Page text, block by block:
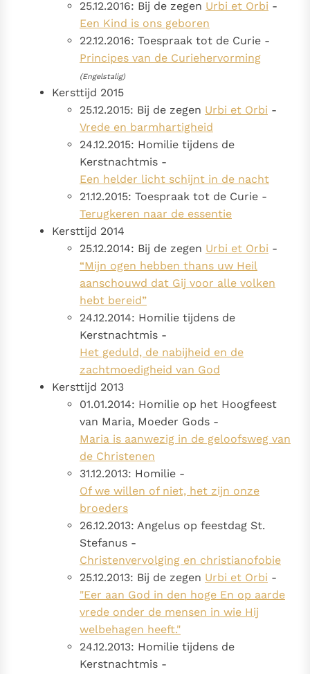
25.12.2016: Bij de zegen Urbi et Orbi -
Een Kind is ons geboren
22.12.2016: Toespraak tot de Curie -
Principes van de Curiehervorming
(Engelstalig)
Kersttijd 2015
25.12.2015: Bij de zegen Urbi et Orbi -
Vrede en barmhartigheid
24.12.2015: Homilie tijdens de
Kerstnachtmis -
Een helder licht schijnt in de nacht
21.12.2015: Toespraak tot de Curie -
Terugkeren naar de essentie
Kersttijd 2014
25.12.2014: Bij de zegen Urbi et Orbi -
“Mijn ogen hebben thans uw Heil
aanschouwd dat Gij voor alle volken
hebt bereid”
24.12.2014: Homilie tijdens de
Kerstnachtmis -
Het geduld, de nabijheid en de
zachtmoedigheid van God
Kersttijd 2013
01.01.2014: Homilie op het Hoogfeest
van Maria, Moeder Gods -
Maria is aanwezig in de geloofsweg van
de Christenen
31.12.2013: Homilie -
Of we willen of niet, het zijn onze
broeders
26.12.2013: Angelus op feestdag St.
Stefanus -
Christenvervolging en christianofobie
25.12.2013: Bij de zegen Urbi et Orbi -
"Eer aan God in den hoge En op aarde
vrede onder de mensen in wie Hij
welbehagen heeft."
24.12.2013: Homilie tijdens de
Kerstnachtmis -